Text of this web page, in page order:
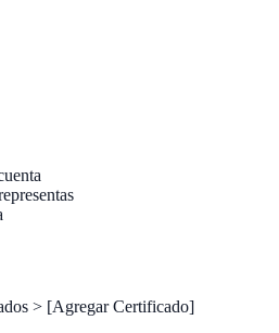
> [Agregar Certificado]